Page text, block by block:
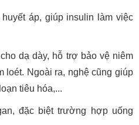
áp, giúp insulin làm việc
dạ dày, hỗ trợ bảo vệ niêm
loét. Ngoài ra, nghệ cũng giúp
tiêu hóa,...
đặc biệt trường hợp uống